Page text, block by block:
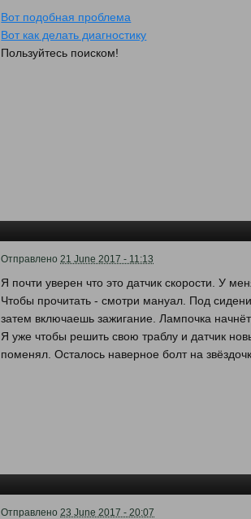
Вот подобная проблема
Вот как делать диагностику
Пользуйтесь поиском!
Отправлено21 June 2017 - 11:13
Я почти уверен что это датчик скорости. У
Чтобы прочитать - смотри мануал. Под
затем включаешь зажигание. Лампочка
Я уже чтобы решить свою траблу и датчик
поменял. Осталось наверное болт на
Отправлено23 June 2017 - 20:07